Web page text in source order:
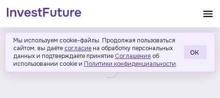
Мы используем cookie-файлы. Продолжая пользоваться
сайтом, вы даёте согласие на обработку персональных
данных и подтверждаете принятие Соглашения об
использовании cookie и Политики конфиденциальности.
ОК